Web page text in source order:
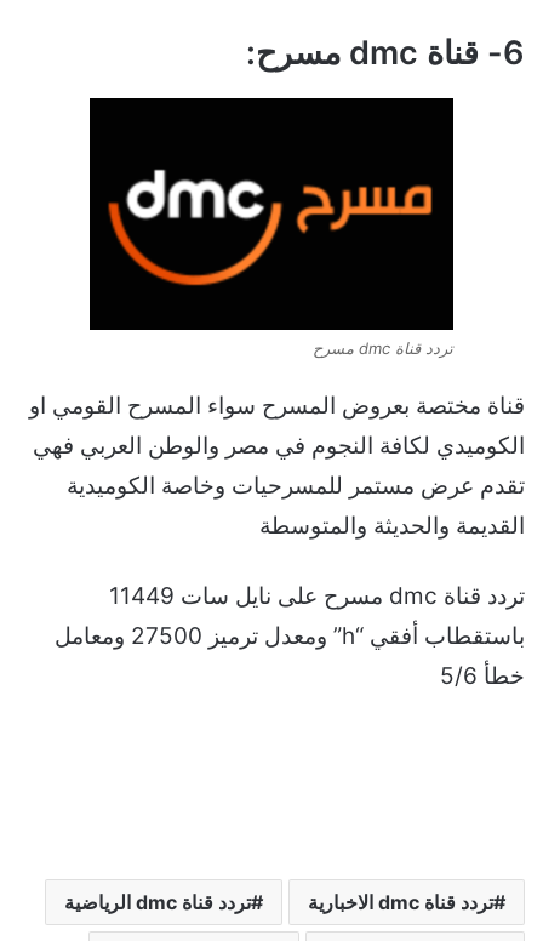
6- قناة dmc مسرح:
تردد قناة dmc مسرح
قناة مختصة بعروض المسرح سواء المسرح القومي او
الكوميدي لكافة النجوم في مصر والوطن العربي فهي
تقدم عرض مستمر للمسرحيات وخاصة الكوميدية
القديمة والحديثة والمتوسطة
تردد قناة dmc مسرح على نايل سات 11449
باستقطاب أفقي “h” ومعدل ترميز 27500 ومعامل
خطأ 5/6
تردد قناة dmc الاخبارية تردد قناة dmc الرياضية